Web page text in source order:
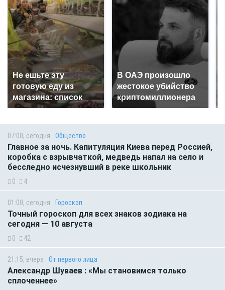
Не ешьте эту
готовую еду из
магазина: список
В ОАЭ произошло
жестокое убийство
криптомиллионера
07:00, сегодня Общество
Главное за ночь. Капитуляция Киева перед Россией,
коробка с взрывчаткой, медведь напал на село и
бесследно исчезнувший в реке школьник
0 4
01:00, сегодня Гороскоп
Точный гороскоп для всех знаков зодиака на
сегодня — 10 августа
0 42
21:15, вчера От первого лица
Александр Шуваев : «Мы становимся только
сплоченнее»